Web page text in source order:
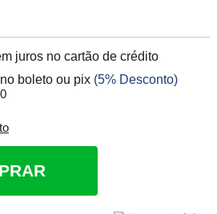
juros no cartão de crédito
boleto ou pix (5% Desconto)